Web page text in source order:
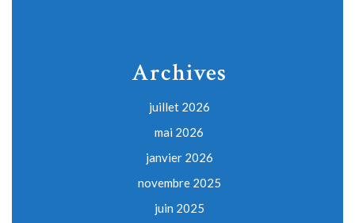
Archives
juillet 2026
mai 2026
janvier 2026
novembre 2025
juin 2025